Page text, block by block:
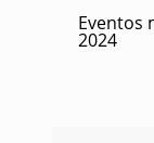
Eventos
2024